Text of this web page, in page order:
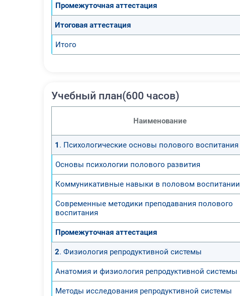
Промежуточная аттестация
Итоговая аттестация
Итого
Учебный план(600 часов)
Наименование
1 . Психологические основы полового воспитания
Основы психологии полового развития
Коммуникативные навыки в половом воспитании
Современные методики преподавания полового
воспитания
Промежуточная аттестация
2. Физиология репродуктивной системы
Анатомия и физиология репродуктивной системы
Методы исследования репродуктивной системы